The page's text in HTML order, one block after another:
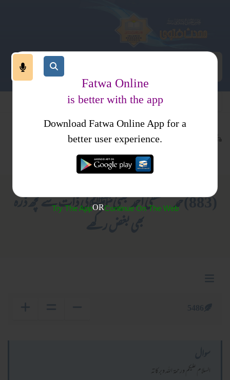
ایمانیات
کتب فتاوی
احکام ومسائل جلد 2
(883) حمد مصطفیٰ احمد مجتبیٰﷺ کی ذات سے کچھ ذرہ
بھی بغض رکھے
السلام عليكم ورحمة الله وبركاته
Fatwa Online
is better with the app
Download Fatwa Online App for a
better user experience.
Try The AppORContinue On The Web